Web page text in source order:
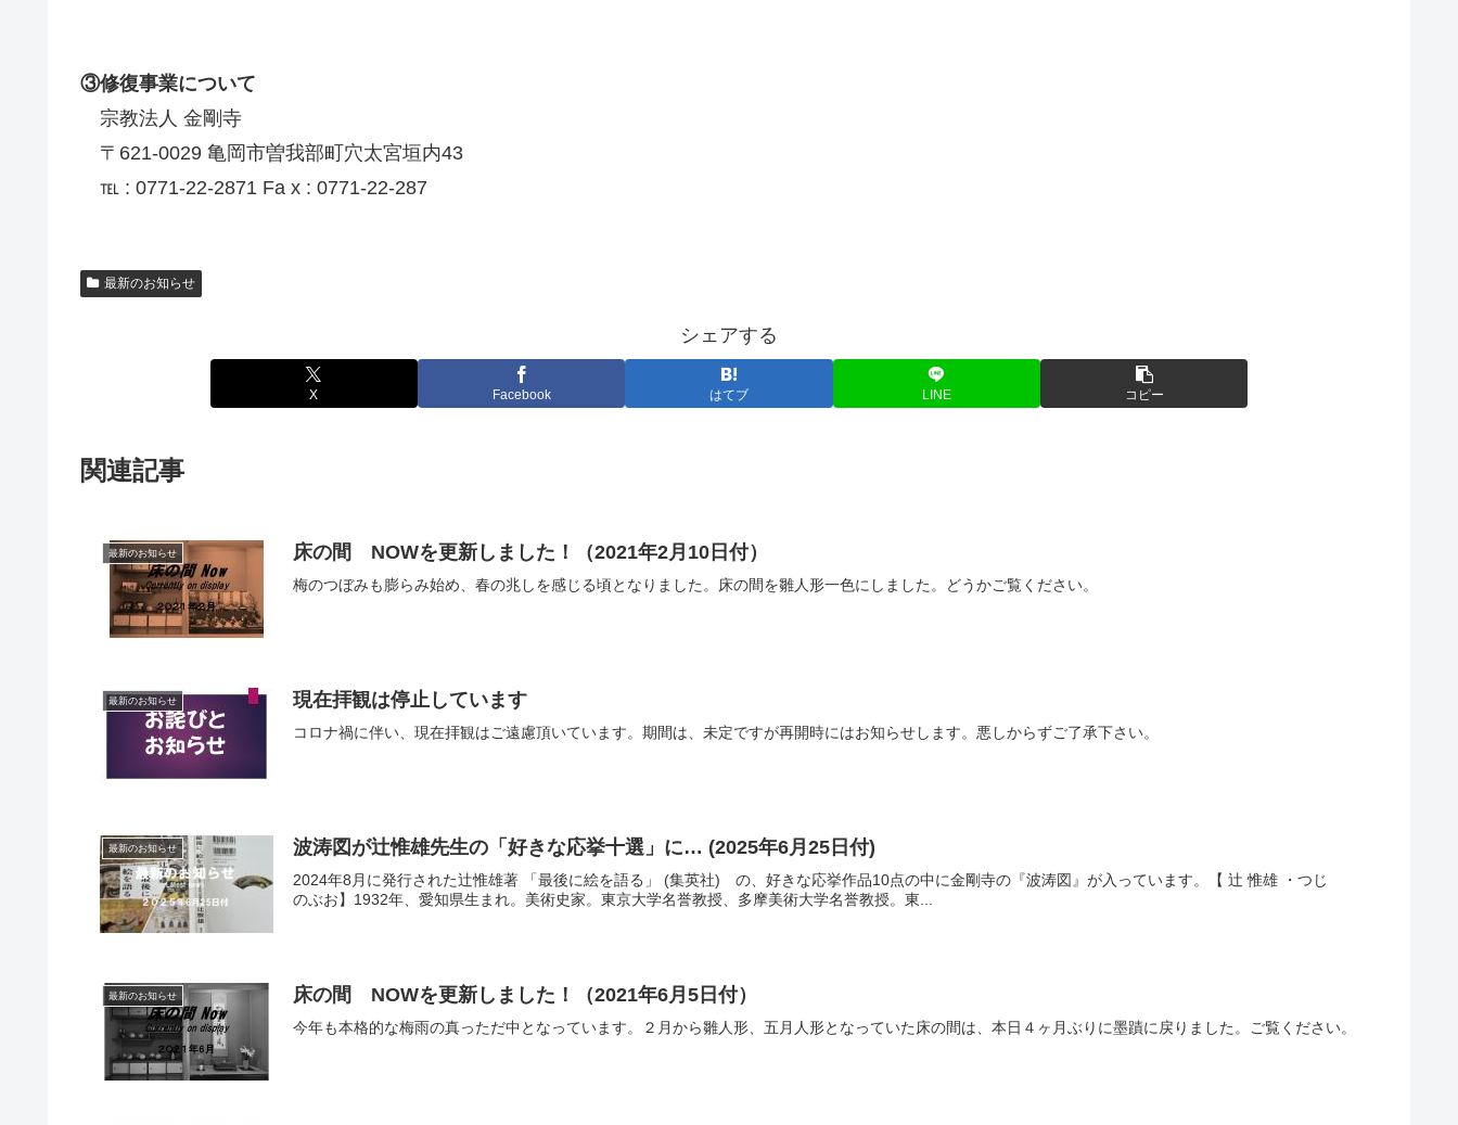
③修復事業について
宗教法人 金剛寺
〒621-0029 亀岡市曽我部町穴太宮垣内43
℡ : 0771-22-2871 Fa x : 0771-22-287
最新のお知らせ
シェアする
X Facebook はてブ LINE コピー
関連記事
最新のお知らせ 床の間 NOWを更新しました！（2021年2月10日付）
梅のつぼみも膨らみ始め、春の兆しを感じる頃となりました。床の間を雛人形一色にしました。どうかご覧ください。
最新のお知らせ 現在拝観は停止しています
コロナ禍に伴い、現在拝観はご遠慮頂いています。期間は、未定ですが再開時にはお知らせします。悪しからずご了承下さい。
最新のお知らせ 波涛図が辻惟雄先生の「好きな応挙十選」に… (2025年6月25日付)
2024年8月に発行された辻惟雄著 「最後に絵を語る」 (集英社) の、好きな応挙作品10点の中に金剛寺の『波涛図』が入っています。【 辻 惟雄 ・つじ
のぶお】1932年、愛知県生まれ。美術史家。東京大学名誉教授、多摩美術大学名誉教授。東...
最新のお知らせ 床の間 NOWを更新しました！（2021年6月5日付）
今年も本格的な梅雨の真っただ中となっています。２月から雛人形、五月人形となっていた床の間は、本日４ヶ月ぶりに墨蹟に戻りました。ご覧ください。